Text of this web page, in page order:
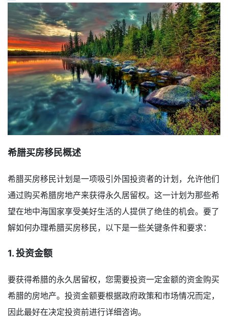
希腊买房移民概述
希腊买房移民计划是一项吸引外国投资者的计划，允许他们
通过购买希腊房地产来获得永久居留权。这一计划为那些希
望在地中海国家享受美好生活的人提供了绝佳的机会。要了
解如何办理希腊买房移民，以下是一些关键条件和要求：
1. 投资金额
要获得希腊的永久居留权，您需要投资一定金额的资金购买
希腊的房地产。投资金额要根据政府政策和市场情况而定，
因此最好在决定投资前进行详细咨询。